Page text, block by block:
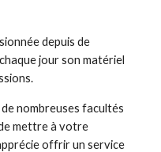
depuis de
jour son matériel
nombreuses facultés
mettre à votre
offrir un service